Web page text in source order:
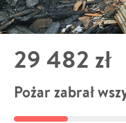
29 482 zł
Pożar zabrał